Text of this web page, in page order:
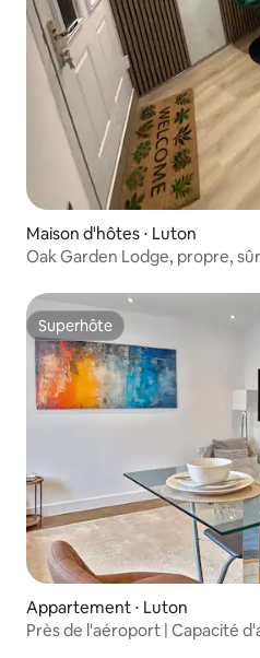
Maison d'hôtes ⋅ Luton
Oak Garden Lodge, propre,
Superhôte
Superhôte
Appartement ⋅ Luton
Près de l'aéroport | Capacité